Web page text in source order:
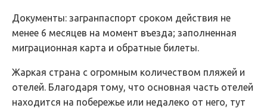
Документы: загранпаспорт сроком действия не
менее 6 месяцев на момент въезда; заполненная
миграционная карта и обратные билеты.
Жаркая страна с огромным количеством пляжей и
отелей. Благодаря тому, что основная часть отелей
находится на побережье или недалеко от него, тут